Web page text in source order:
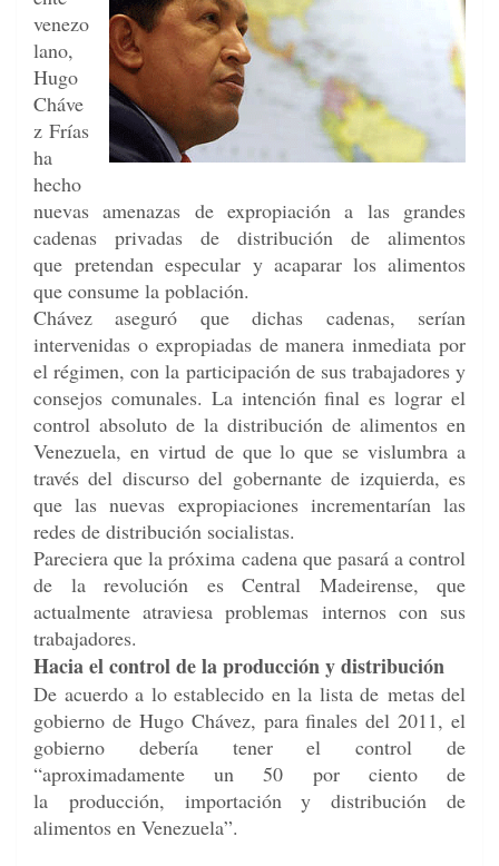
venezo
lano,
Hugo
Cháve
z Frías
ha
hecho
nuevas amenazas de expropiación a las grandes
cadenas privadas de distribución de alimentos
que pretendan especular y acaparar los alimentos
que consume la población.
Chávez aseguró que dichas cadenas, serían
intervenidas o expropiadas de manera inmediata por
el régimen,con la participación de sus trabajadores y
consejos comunales. La intención final es lograr el
control absoluto de la distribución de alimentos en
Venezuela, en virtud de que lo que se vislumbra a
través del discurso del gobernante de izquierda, es
que las nuevas expropiaciones incrementarían las
redes de distribución socialistas.
Pareciera que la próxima cadena que pasará a control
de la revolución es Central Madeirense, que
actualmente atraviesa problemas internos con sus
trabajadores.
Hacia el control de la producción y distribución
De acuerdo a lo establecido en la lista de metas del
gobierno de Hugo Chávez, para finales del 2011, el
gobierno debería tener el control de
“aproximadamente un 50 por ciento de
la producción, importación y distribución de
alimentos en Venezuela”.